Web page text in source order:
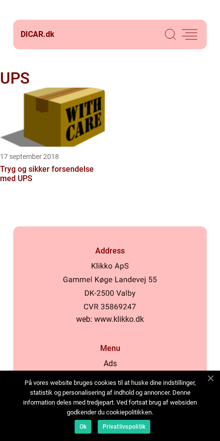
DICAR.dk
UPS
17 september 2018
Tryg og sikker forsendelse
med UPS
Address
web: www.klikko.dk
Menu
Ads
Cookies
Contact
Sitemap
På vores website bruges cookies til at huske dine indstillinger,
statistik og personalisering af indhold og annoncer. Denne
information deles med tredjepart. Ved fortsat brug af websiden
godkender du cookiepolitikken.
Ok Privatlivspolitik